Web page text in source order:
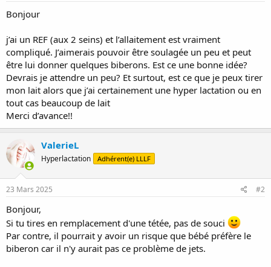
r
Bonjour
j’ai un REF (aux 2 seins) et l’allaitement est vraiment
compliqué. J’aimerais pouvoir être soulagée un peu et peut
être lui donner quelques biberons. Est ce une bonne idée?
Devrais je attendre un peu? Et surtout, est ce que je peux tirer
mon lait alors que j’ai certainement une hyper lactation ou en
tout cas beaucoup de lait
Merci d’avance!!
ValerieL
Hyperlactation Adhérent(e) LLLF
23 Mars 2025 #2
Bonjour,
Si tu tires en remplacement d'une tétée, pas de souci
Par contre, il pourrait y avoir un risque que bébé préfère le
biberon car il n'y aurait pas ce problème de jets.